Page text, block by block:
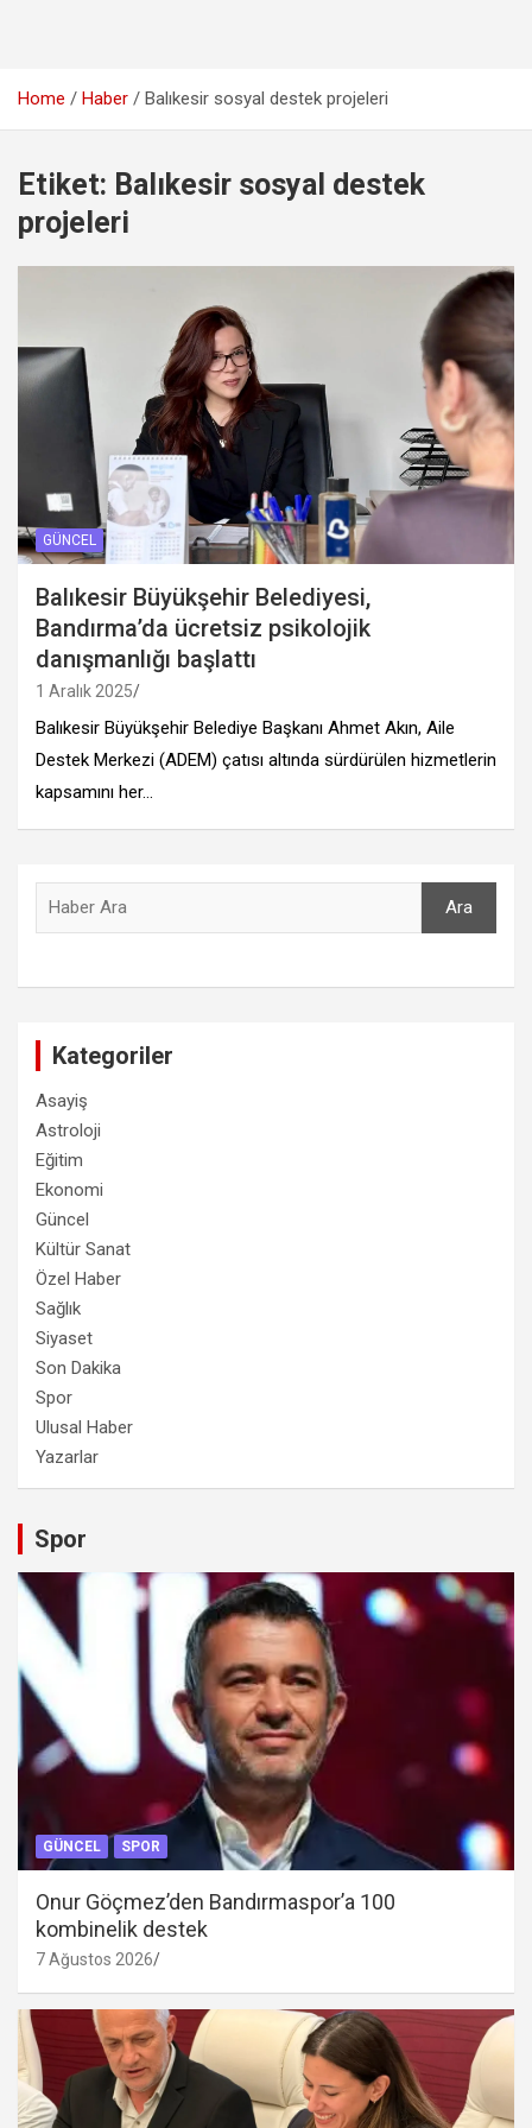
Home Haber Balıkesir sosyal destek projeleri
Etiket: Balıkesir sosyal destek
projeleri
GÜNCEL
Balıkesir Büyükşehir Belediyesi,
Bandırma’da ücretsiz psikolojik
danışmanlığı başlattı
1 Aralık 2025
Balıkesir Büyükşehir Belediye Başkanı Ahmet Akın, Aile
Destek Merkezi (ADEM) çatısı altında sürdürülen hizmetlerin
kapsamını her…
Ara
Kategoriler
Asayiş
Astroloji
Eğitim
Ekonomi
Güncel
Kültür Sanat
Özel Haber
Sağlık
Siyaset
Son Dakika
Spor
Ulusal Haber
Yazarlar
Spor
GÜNCEL SPOR
Onur Göçmez’den Bandırmaspor’a 100
kombinelik destek
7 Ağustos 2026